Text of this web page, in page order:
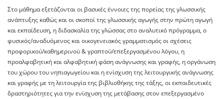
Στο μάθημα εξετάζονται οι βασικές έννοιες της πορείας της γλωσσικής
ανάπτυξης καθώς και οι σκοποί της γλωσσικής αγωγής στην πρώτη αγωγή
και εκπαίδευση, η διδασκαλία της γλώσσας στο αναλυτικό πρόγραμμα, ο
φυσικός/αναδυόμενος και οικογενειακός γραμματισμός οι σχέσεις
προφορικού/καθημερινού & γραπτού/επεξεργασμένου λόγου, η
προαλφαβητική και αλφαβητική φάση ανάγνωσης και γραφής, η οργάνωση
του χώρου του νηπιαγωγείου και η ενίσχυση της λειτουργικής ανάγνωσης
και γραφής με τη λειτουργία της βιβλιοθήκης της τάξης, οι εκπαιδευτικές
δραστηριότητες για την ενίσχυση της μετάβασης στον επεξεργασμένο